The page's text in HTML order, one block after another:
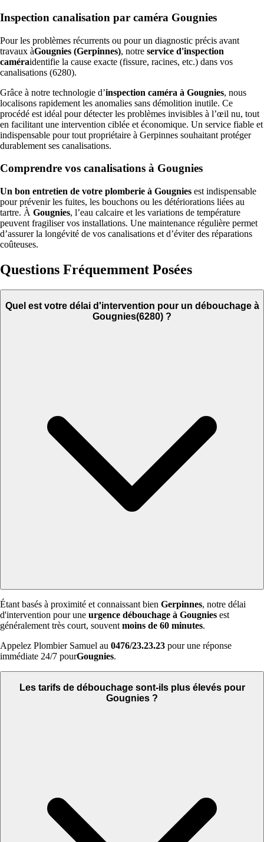
Inspection canalisation par caméra Gougnies
Pour les problèmes récurrents ou pour un diagnostic précis avant
travaux àGougnies (Gerpinnes), notre service d'inspection
caméraidentifie la cause exacte (fissure, racines, etc.) dans vos
canalisations (6280).
Grâce à notre technologie d’inspection caméra à Gougnies, nous
localisons rapidement les anomalies sans démolition inutile. Ce
procédé est idéal pour détecter les problèmes invisibles à l’œil nu, tout
en facilitant une intervention ciblée et économique. Un service fiable et
indispensable pour tout propriétaire à Gerpinnes souhaitant protéger
durablement ses canalisations.
Comprendre vos canalisations à Gougnies
Un bon entretien de votre plomberie à Gougnies est indispensable
pour prévenir les fuites, les bouchons ou les détériorations liées au
tartre. À Gougnies, l’eau calcaire et les variations de température
peuvent fragiliser vos installations. Une maintenance régulière permet
d’assurer la longévité de vos canalisations et d’éviter des réparations
coûteuses.
Questions Fréquemment Posées
Quel est votre délai d'intervention pour un débouchage à
Gougnies(6280) ?
Étant basés à proximité et connaissant bien Gerpinnes, notre délai
d'intervention pour une urgence débouchage à Gougnies est
généralement très court, souvent moins de 60 minutes.
Appelez Plombier Samuel au 0476/23.23.23 pour une réponse
immédiate 24/7 pourGougnies.
Les tarifs de débouchage sont-ils plus élevés pour
Gougnies ?